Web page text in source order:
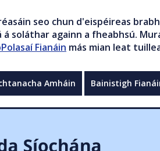
seo chun d'eispéireas
soláthar againn a fheabhsú.
Fianáin más mian leat
Amháin Bainistigh